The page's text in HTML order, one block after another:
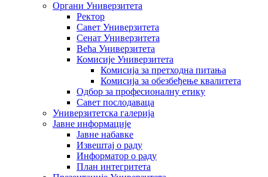
Органи Универзитета
Ректор
Савет Универзитета
Сенат Универзитета
Већа Универзитета
Комисије Универзитета
Комисија за претходна питања
Комисија за обезбеђење квалитета
Одбор за професионалну етику
Савет послодаваца
Универзитетска галерија
Јавне информације
Јавне набавке
Извештај о раду
Информатор о раду
План интегритета